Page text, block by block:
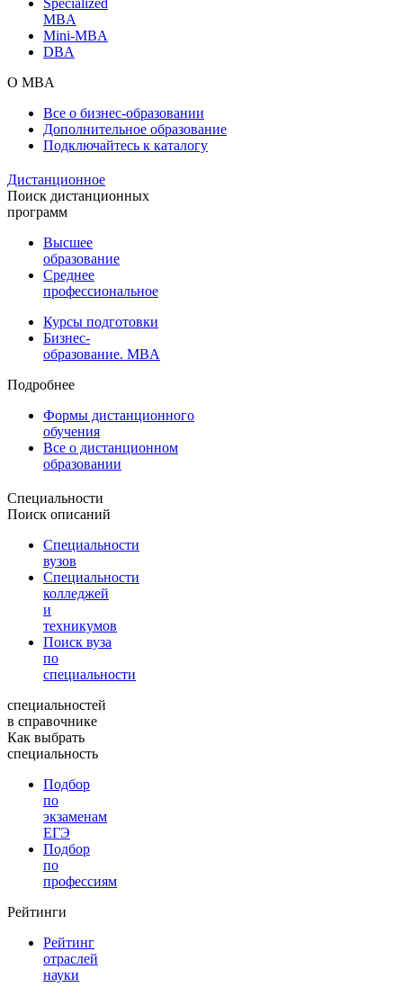
MBA
Mini-MBA
DBA
О MBA
Все о бизнес-образовании
Дополнительное образование
Подключайтесь к каталогу
Дистанционное
Поиск дистанционных
программ
Высшее
образование
Среднее
профессиональное
Курсы подготовки
Бизнес-
образование. MBA
Подробнее
Формы дистанционного
обучения
Все о дистанционном
образовании
Специальности
Поиск описаний
Специальности
вузов
Специальности
колледжей
и
техникумов
Поиск вуза
по
специальности
специальностей
в справочнике
Как выбрать
специальность
Подбор
по
экзаменам
ЕГЭ
Подбор
по
профессиям
Рейтинги
Рейтинг
отраслей
науки